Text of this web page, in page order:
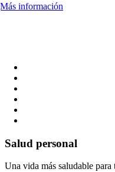
Más información
Salud personal
Una vida más saludable